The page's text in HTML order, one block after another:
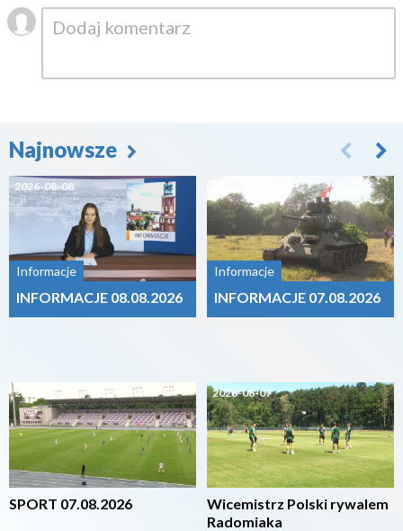
Najnowsze
2026-08-08
Informacje
INFORMACJE 08.08.2026
2026-08-07
SPORT 07.08.2026
Informacje
INFORMACJE 07.08.2026
2026-08-07
Wicemistrz Polski rywalem
Radomiaka